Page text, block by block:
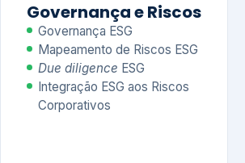
Governança e Riscos
Governança ESG
Mapeamento de Riscos ESG
Due diligence ESG
Integração ESG aos Riscos
Corporativos